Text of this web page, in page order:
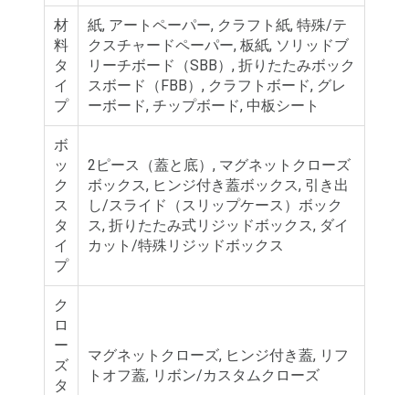
材
料
タ
イ
プ
紙, アートペーパー, クラフト紙, 特殊/テ
クスチャードペーパー, 板紙, ソリッドブ
リーチボード（SBB）, 折りたたみボック
スボード（FBB）, クラフトボード, グレ
ーボード, チップボード, 中板シート
ボ
ッ
ク
ス
タ
イ
プ
2ピース（蓋と底）, マグネットクローズ
ボックス, ヒンジ付き蓋ボックス, 引き出
し/スライド（スリップケース）ボック
ス, 折りたたみ式リジッドボックス, ダイ
カット/特殊リジッドボックス
ク
ロ
ー
ズ
タ
マグネットクローズ, ヒンジ付き蓋, リフ
トオフ蓋, リボン/カスタムクローズ